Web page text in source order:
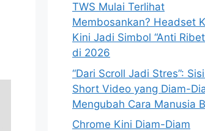
TWS Mulai Terlihat
Membosankan? Headset
Kini Jadi Simbol “Anti
di 2026
“Dari Scroll Jadi Stres”:
Short Video yang Diam-
Mengubah Cara Manusia
Chrome Kini Diam-Diam